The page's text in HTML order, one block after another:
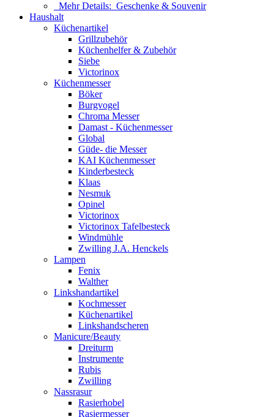
Mehr Details: Geschenke & Souvenir
Haushalt
Küchenartikel
Grillzubehör
Küchenhelfer & Zubehör
Siebe
Victorinox
Küchenmesser
Böker
Burgvogel
Chroma Messer
Damast - Küchenmesser
Global
Güde- die Messer
KAI Küchenmesser
Kinderbesteck
Klaas
Nesmuk
Opinel
Victorinox
Victorinox Tafelbesteck
Windmühle
Zwilling J.A. Henckels
Lampen
Fenix
Walther
Linkshandartikel
Kochmesser
Küchenartikel
Linkshandscheren
Manicure/Beauty
Dreiturm
Instrumente
Rubis
Zwilling
Nassrasur
Rasierhobel
Rasiermesser